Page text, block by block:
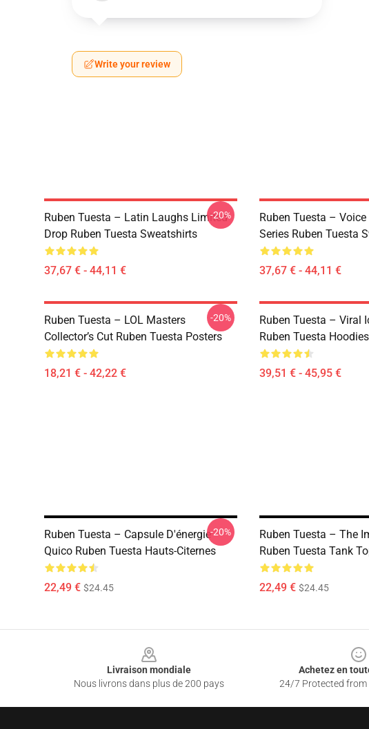
Write your review
Ruben Tuesta – Latin Laughs Limited
Drop Ruben Tuesta Sweatshirts
37,67 € - 44,11 €
-20%
Ruben Tuesta –
Series Ruben Tuesta
37,67 € - 44,11 €
Ruben Tuesta – LOL Masters
Collector’s Cut Ruben Tuesta Posters
18,21 € - 42,22 €
-20%
Ruben Tuesta – Viral
Ruben Tuesta Hoodies
39,51 € - 45,95 €
Ruben Tuesta – Capsule D'énergie
Quico Ruben Tuesta Hauts-Citernes
22,49 € $24.45
-20%
Ruben Tuesta – The
Ruben Tuesta Tank
22,49 € $24.45
Livraison mondiale
Nous livrons dans plus de 200 pays
Achetez en
24/7 Protected from